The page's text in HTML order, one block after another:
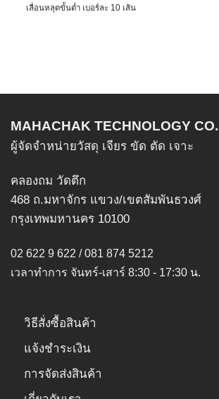
เลื่อนหลุดขั้นต่ำ เบอร์ละ 10 เส้น
options
be
on
the
product
MAHACHAK TECHNOLOGY
ผู้จัดจำหน่ายวัสดุ เจียร ขัด ตัด เจาะ
คลองถม วัดตึก
468 ถ.มหาจักร แขวง/เขตสัมพันธวงศ์
กรุงเทพมหานคร 10100
02 622 9 622 / 081 874 5212
เวลาทำการ จันทร์-เสาร์ 8:30 - 17:30 น.
วิธีสั่งซื้อสินค้า
แจ้งชำระเงิน
การจัดส่งสินค้า